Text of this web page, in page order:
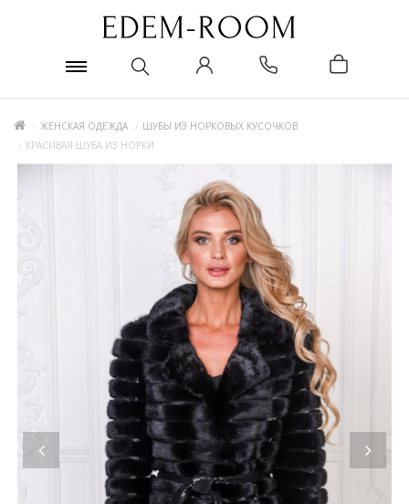
ЖЕНСКАЯ ОДЕЖДА
ШУБЫ ИЗ НОРКОВЫХ КУСОЧКОВ
КРАСИВАЯ ШУБА ИЗ НОРКИ